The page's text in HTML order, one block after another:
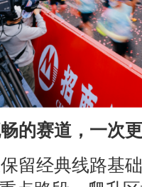
的赛道，一次
留经典线路基